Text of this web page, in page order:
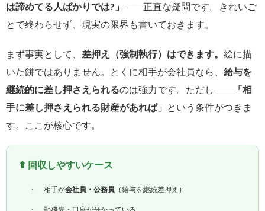
は諦めてる人ばかりでは?」 ――正直な疑問です。きれいご
とで終わらせず、現実の限界も書いておきます。
まず事実として、 差押え（強制執行）はできます。 絵に描
いた餅ではありません。とくに相手が会社員なら、 給与を
継続的に差し押さえられるのは強力です。ただし―― 「相
手に差し押さえられる財産があれば」 という条件がつきま
す。ここが核心です。
⬆ 回収しやすいケース
相手が会社員・公務員 （給与を継続差押え）